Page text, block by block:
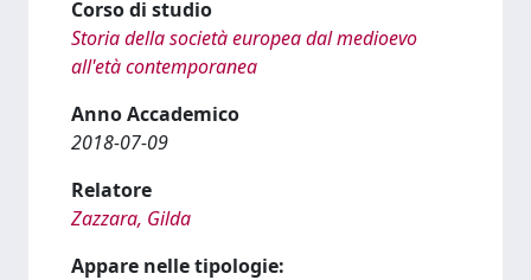
Corso di studio
Storia della società europea dal medioevo
all'età contemporanea
Anno Accademico
2018-07-09
Relatore
Zazzara, Gilda
Appare nelle tipologie: